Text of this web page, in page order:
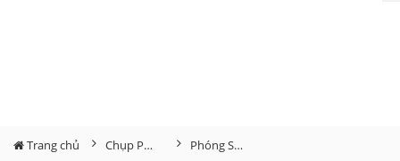
Trang chủ Chụp Phóng Sự Cưới Phóng Sự Cưới